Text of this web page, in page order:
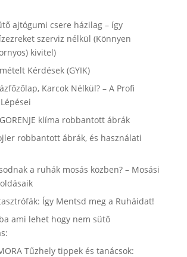
ajtógumi csere házilag – így
szerviz nélkül (Könnyen
kivitel)
Kérdések (GYIK)
Karcok Nélkül? – A Profi
klíma robbantott ábrák
robbantott ábrák, és használati
a ruhák mosás közben? – Mosási
Így Mentsd meg a Ruháidat!
ami lehet hogy nem sütő
Tűzhely tippek és tanácsok: